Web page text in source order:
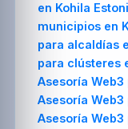
en Kohila
municipios en
para alcaldías
para clústeres
Asesoría Web3
Asesoría Web3
Asesoría